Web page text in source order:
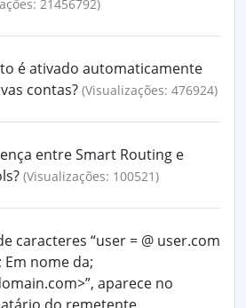
21456792)
é ativado automaticamente
contas? (Visualizações: 476924)
entre Smart Routing e
(Visualizações: 100521)
caracteres “user = @ user.com
nome da;
aparece no